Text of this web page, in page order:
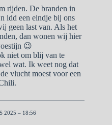
rijden. De branden in
idd een eindje bij ons
geen last van. Als het
dan wonen wij hier
😉
niet om blij van te
wat. Ik weet nog dat
vlucht moest voor een
2025 – 18:56